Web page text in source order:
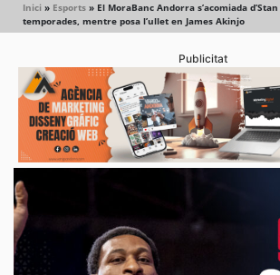
Inici » Esports » El MoraBanc Andorra s’acomiada
temporades, mentre posa l’ullet en James Akinjo
Publicitat